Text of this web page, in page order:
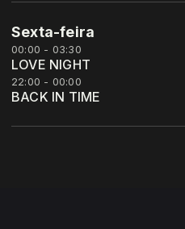
Sexta-feira
00:00 - 03:30
LOVE NIGHT
22:00 - 00:00
BACK IN TIME